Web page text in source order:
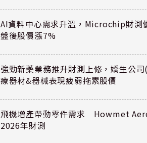
AI資料中心需求升溫，Microchip財測
盤後股價漲7%
強勁新藥業務推升財測上修，嬌生公
療器材&器械表現疲弱拖累股價
飛機增產帶動零件需求 Howmet
2026年財測